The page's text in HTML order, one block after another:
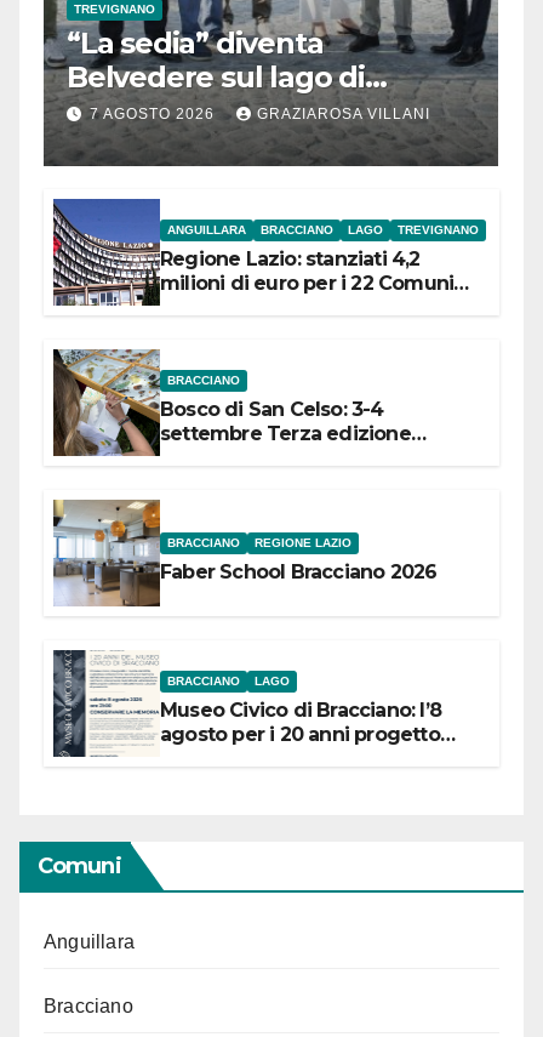
TREVIGNANO
“La sedia” diventa
Belvedere sul lago di
Bracciano: ieri
l’inaugurazione
7 AGOSTO 2026 GRAZIAROSA VILLANI
ANGUILLARA BRACCIANO LAGO TREVIGNANO
Regione Lazio: stanziati 4,2
milioni di euro per i 22 Comuni
BRACCIANO
Bosco di San Celso: 3-4
settembre Terza edizione
BRACCIANO REGIONE LAZIO
Faber School Bracciano 2026
BRACCIANO LAGO
Museo Civico di Bracciano: l’8
agosto per i 20 anni progetto
Comuni
Anguillara
Bracciano